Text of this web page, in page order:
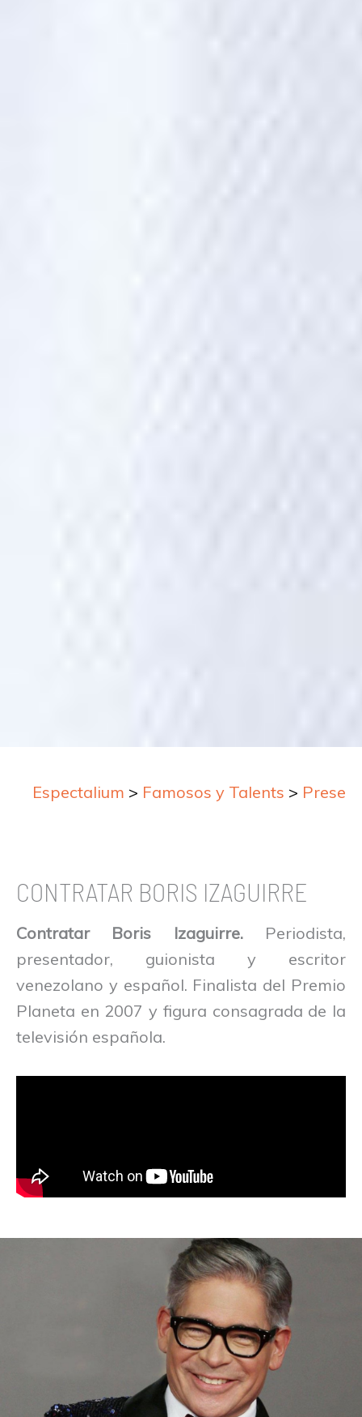
Espectalium > Famosos y Talents >
CONTRATAR BORIS IZAGUIRRE
Contratar Boris Izaguirre.Periodista,
presentador, guionista y escritor
venezolano y español. Finalista del Premio
Planeta en 2007 y figura consagrada de la
televisión española.